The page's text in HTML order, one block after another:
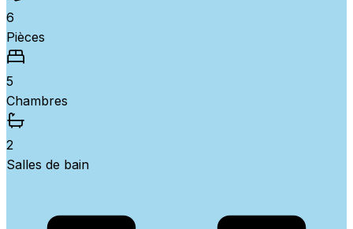
6
Pièces
5
Chambres
2
Salles de bain